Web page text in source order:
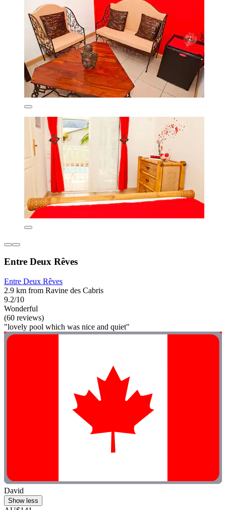
Entre Deux Rêves
Entre Deux Rêves
2.9 km from Ravine des Cabris
9.2/10
Wonderful
(60 reviews)
"lovely pool which was nice and quiet"
David
Show less